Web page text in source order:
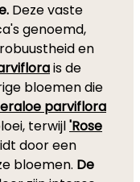
Deze vaste
genoemd,
en
is de
bloemen die
parviflora
terwijl'Rose
door een
bloemen. De